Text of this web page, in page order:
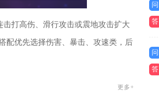
打高伤、滑行攻击或震地攻击扩大
配优先选择伤害、暴击、攻速类，后
更多+
问
答
问
答